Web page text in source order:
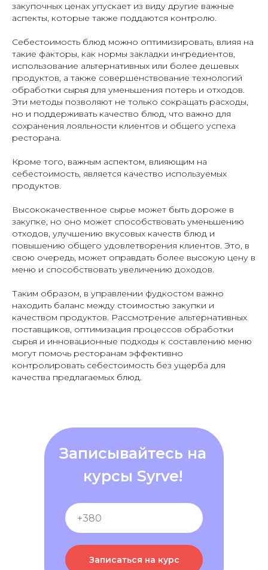
закупочных ценах упускает из виду другие важные
аспекты, которые также поддаются контролю.
Себестоимость блюд можно оптимизировать, влияя на
такие факторы, как нормы закладки ингредиентов,
использование альтернативных или более дешевых
продуктов, а также совершенствование технологий
обработки сырья для уменьшения потерь и отходов.
Эти методы позволяют не только сокращать расходы,
но и поддерживать качество блюд, что важно для
сохранения лояльности клиентов и общего успеха
ресторана.
Кроме того, важным аспектом, влияющим на
себестоимость, является качество используемых
продуктов.
Высококачественное сырье может быть дороже в
закупке, но оно может способствовать уменьшению
отходов, улучшению вкусовых качеств блюд и
повышению общего удовлетворения клиентов. Это, в
свою очередь, может оправдать более высокую цену в
меню и способствовать увеличению доходов.
Таким образом, в управлении фудкостом важно
находить баланс между стоимостью закупки и
качеством продуктов. Рассмотрение альтернативных
поставщиков, оптимизация процессов обработки
сырья и инновационные подходы к составлению меню
могут помочь ресторанам эффективно
контролировать себестоимость без ущерба для
качества предлагаемых блюд.
Записаться на курс
Записывайтесь на
курсы Syrve!